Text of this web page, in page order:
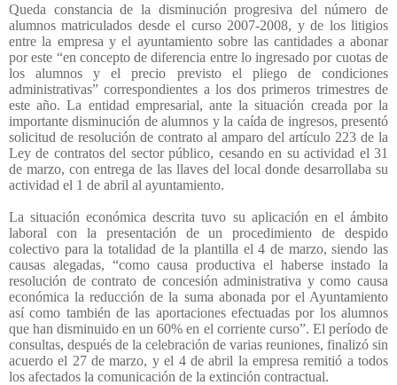
Queda constancia de la disminución progresiva del número de
alumnos matriculados desde el curso 2007-2008, y de los litigios
entre la empresa y el ayuntamiento sobre las cantidades a abonar
por este “en concepto de diferencia entre lo ingresado por cuotas de
los alumnos y el precio previsto el pliego de condiciones
administrativas” correspondientes a los dos primeros trimestres de
este año. La entidad empresarial, ante la situación creada por la
importante disminución de alumnos y la caída de ingresos, presentó
solicitud de resolución de contrato al amparo del artículo 223 de la
Ley de contratos del sector público, cesando en su actividad el 31
de marzo, con entrega de las llaves del local donde desarrollaba su
actividad el 1 de abril al ayuntamiento.
La situación económica descrita tuvo su aplicación en el ámbito
laboral con la presentación de un procedimiento de despido
colectivo para la totalidad de la plantilla el 4 de marzo, siendo las
causas alegadas, “como causa productiva el haberse instado la
resolución de contrato de concesión administrativa y como causa
económica la reducción de la suma abonada por el Ayuntamiento
así como también de las aportaciones efectuadas por los alumnos
que han disminuido en un 60% en el corriente curso”. El período de
consultas, después de la celebración de varias reuniones, finalizó sin
acuerdo el 27 de marzo, y el 4 de abril la empresa remitió a todos
los afectados la comunicación de la extinción contractual.